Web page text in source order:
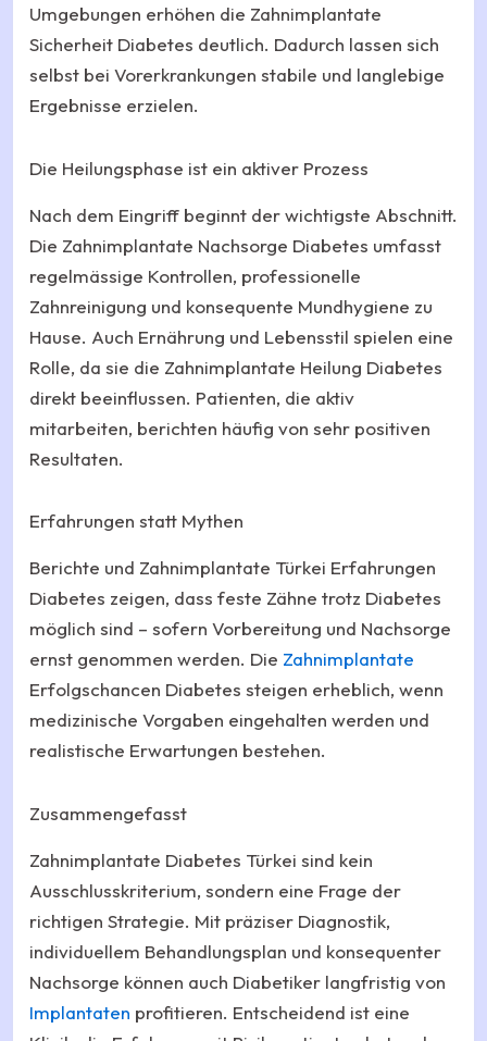
Umgebungen erhöhen die Zahnimplantate
Sicherheit Diabetes deutlich. Dadurch lassen sich
selbst bei Vorerkrankungen stabile und langlebige
Ergebnisse erzielen.
Die Heilungsphase ist ein aktiver Prozess
Nach dem Eingriff beginnt der wichtigste Abschnitt.
Die Zahnimplantate Nachsorge Diabetes umfasst
regelmässige Kontrollen, professionelle
Zahnreinigung und konsequente Mundhygiene zu
Hause. Auch Ernährung und Lebensstil spielen eine
Rolle, da sie die Zahnimplantate Heilung Diabetes
direkt beeinflussen. Patienten, die aktiv
mitarbeiten, berichten häufig von sehr positiven
Resultaten.
Erfahrungen statt Mythen
Berichte und Zahnimplantate Türkei Erfahrungen
Diabetes zeigen, dass feste Zähne trotz Diabetes
möglich sind – sofern Vorbereitung und Nachsorge
ernst genommen werden. Die Zahnimplantate
Erfolgschancen Diabetes steigen erheblich, wenn
medizinische Vorgaben eingehalten werden und
realistische Erwartungen bestehen.
Zusammengefasst
Zahnimplantate Diabetes Türkei sind kein
Ausschlusskriterium, sondern eine Frage der
richtigen Strategie. Mit präziser Diagnostik,
individuellem Behandlungsplan und konsequenter
Nachsorge können auch Diabetiker langfristig von
Implantaten profitieren. Entscheidend ist eine